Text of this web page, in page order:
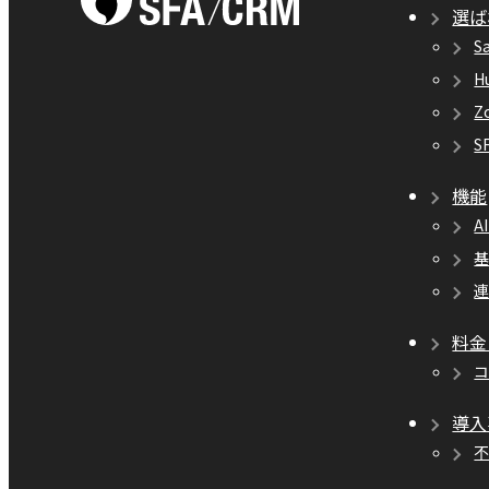
選
機能
料
導